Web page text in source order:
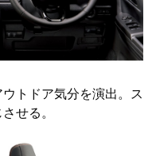
トドア気分を演出。ス
せる。